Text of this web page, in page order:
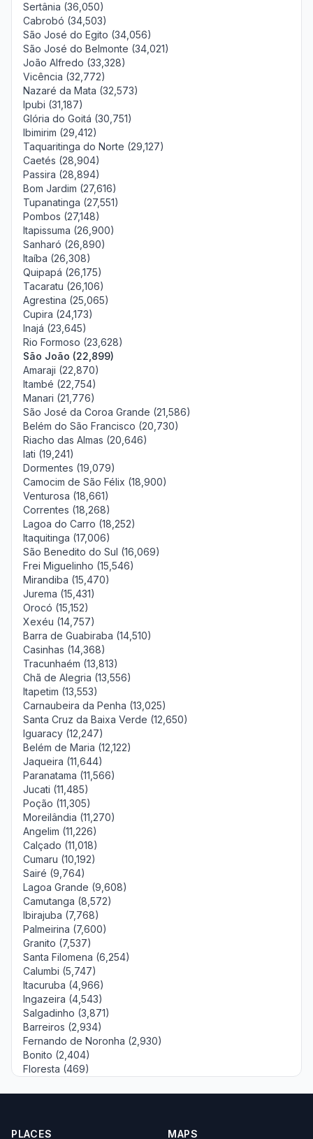
Sertânia (36,050)
Cabrobó (34,503)
São José do Egito (34,056)
São José do Belmonte (34,021)
João Alfredo (33,328)
Vicência (32,772)
Nazaré da Mata (32,573)
Ipubi (31,187)
Glória do Goitá (30,751)
Ibimirim (29,412)
Taquaritinga do Norte (29,127)
Caetés (28,904)
Passira (28,894)
Bom Jardim (27,616)
Tupanatinga (27,551)
Pombos (27,148)
Itapissuma (26,900)
Sanharó (26,890)
Itaíba (26,308)
Quipapá (26,175)
Tacaratu (26,106)
Agrestina (25,065)
Cupira (24,173)
Inajá (23,645)
Rio Formoso (23,628)
São João (22,899)
Amaraji (22,870)
Itambé (22,754)
Manari (21,776)
São José da Coroa Grande (21,586)
Belém do São Francisco (20,730)
Riacho das Almas (20,646)
Iati (19,241)
Dormentes (19,079)
Camocim de São Félix (18,900)
Venturosa (18,661)
Correntes (18,268)
Lagoa do Carro (18,252)
Itaquitinga (17,006)
São Benedito do Sul (16,069)
Frei Miguelinho (15,546)
Mirandiba (15,470)
Jurema (15,431)
Orocó (15,152)
Xexéu (14,757)
Barra de Guabiraba (14,510)
Casinhas (14,368)
Tracunhaém (13,813)
Chã de Alegria (13,556)
Itapetim (13,553)
Carnaubeira da Penha (13,025)
Santa Cruz da Baixa Verde (12,650)
Iguaracy (12,247)
Belém de Maria (12,122)
Jaqueira (11,644)
Paranatama (11,566)
Jucati (11,485)
Poção (11,305)
Moreilândia (11,270)
Angelim (11,226)
Calçado (11,018)
Cumaru (10,192)
Sairé (9,764)
Lagoa Grande (9,608)
Camutanga (8,572)
Ibirajuba (7,768)
Palmeirina (7,600)
Granito (7,537)
Santa Filomena (6,254)
Calumbi (5,747)
Itacuruba (4,966)
Ingazeira (4,543)
Salgadinho (3,871)
Barreiros (2,934)
Fernando de Noronha (2,930)
Bonito (2,404)
Floresta (469)
PLACES MAPS